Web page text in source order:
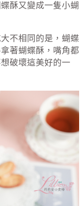
酥又變成一隻小蝴
不相同的是，蝴蝶
著蝴蝶酥，嘴角都
破壞這美好的一